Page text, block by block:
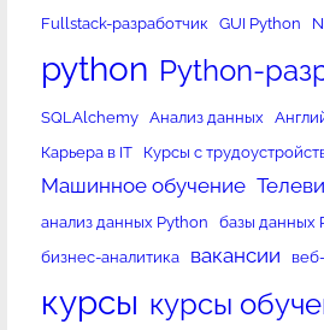
Fullstack-разработчик
GUI Python
python Python-
SQLAlchemy Анализ данных
Карьера в IT
Курсы с
Машинное обучение
анализ данных Python
базы данных
бизнес-аналитика
вакансии
курсы курсы